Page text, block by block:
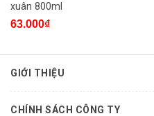
xuân 800ml
63.000₫
GIỚI THIỆU
CHÍNH SÁCH CÔNG TY